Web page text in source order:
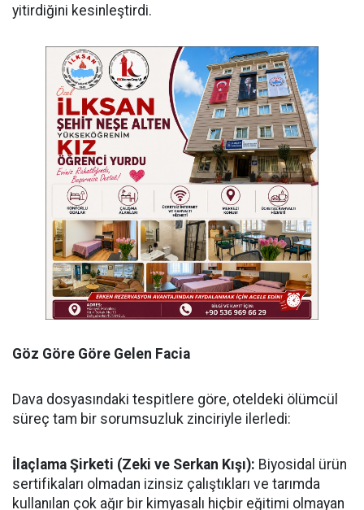
yitirdiğini kesinleştirdi.
Göz Göre Göre Gelen Facia
​Dava dosyasındaki tespitlere göre, oteldeki ölümcül
süreç tam bir sorumsuzluk zinciriyle ilerledi:
​İlaçlama Şirketi (Zeki ve Serkan Kışı): Biyosidal ürün
sertifikaları olmadan izinsiz çalıştıkları ve tarımda
kullanılan çok ağır bir kimyasalı hiçbir eğitimi olmayan